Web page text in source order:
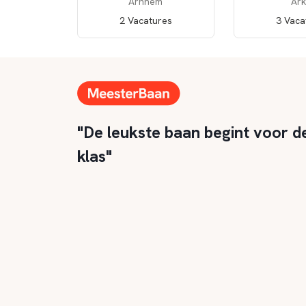
2 Vacatures
3
"De leukste baan begint voor
klas"